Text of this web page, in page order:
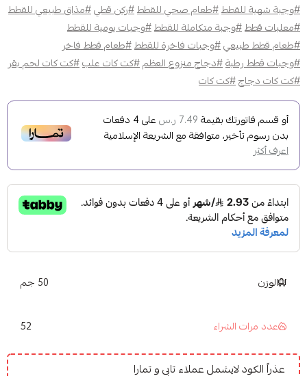
#وجبة شهية للقطط#طعام صحي للقطط#ركن قطي#مذاق طبيعي للقطط
#معلبات قطط#وجبة متكاملة للقطط#وجبات يومية للقطط
#طعام قطط طبيعي#وجبات فاخرة للقطط#طعام قطط فاخر
#وجبات قطط رطبة#دجاج منزوع العظم#كت كات علب#كت كات لحم بقر
#كت كات دجاج#كت كات
أو قسم فاتورتك بقيمة 7.49 ر.س على4 دفعات
بدون رسوم تأخير، متوافقة مع الشريعة الإسلامية
اعرف أكثر
الوزن 50 جم
عدد مرات الشراء 52
عذراً الكود لايشمل عملاء تابي و تمارا